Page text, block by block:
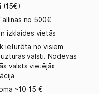
(15€)
no 500€
izklaides vietās
ieturēta no visiem
valstī. Nodevas
valsts vietējās
~10-15 €